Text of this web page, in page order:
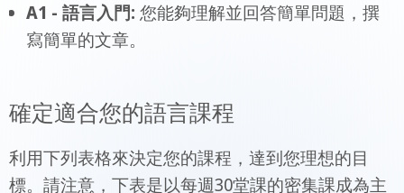
A1 - 語言入門: 您能夠理解並回答簡單問題，撰
寫簡單的文章。
確定適合您的語言課程
利用下列表格來決定您的課程，達到您理想的目
標。請注意，下表是以每週30堂課的密集課成為主